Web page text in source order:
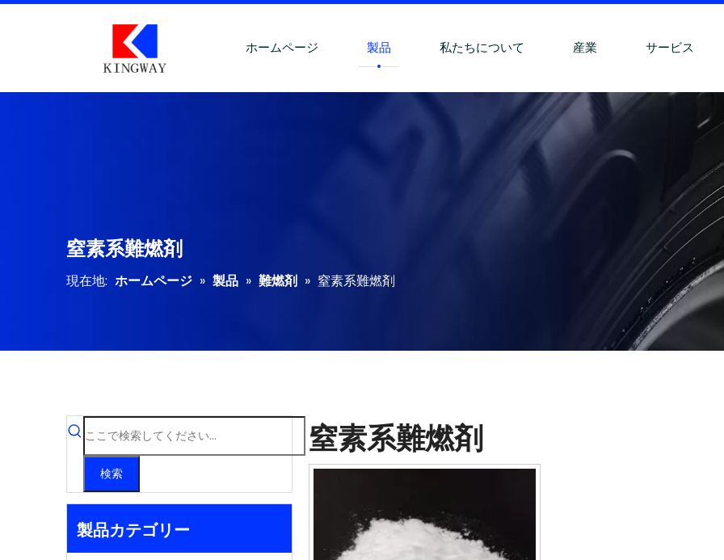
ホームページ 製品 私たちについて 産業 サービス
窒素系難燃剤
現在地: ホームページ » 製品 » 難燃剤 » 窒素系難燃剤
検索
製品カテゴリー
窒素系難燃剤